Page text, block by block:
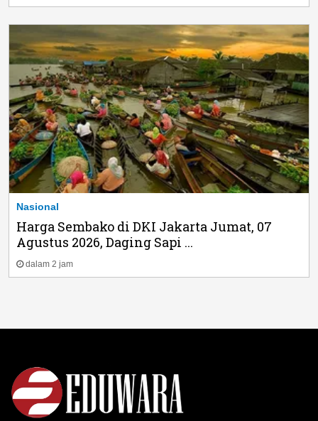
Nasional
Harga Sembako di DKI Jakarta Jumat, 07
Agustus 2026, Daging Sapi ...
dalam 2 jam